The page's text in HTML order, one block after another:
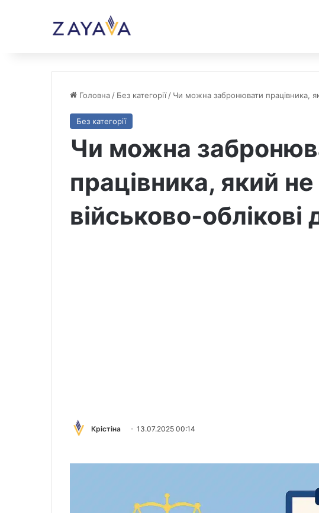
Головна / Без категорії / Чи можна забронювати працівника,
Без категорії
Чи можна
працівника, який
військово-облікові
Крістіна 13.07.2025 00:14